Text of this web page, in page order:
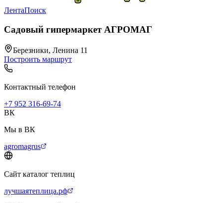
ЛентаПоиск
Садовый гипермаркет АГРОМАГ
Березники, Ленина 11
Построить маршрут
Контактный телефон
+7 952 316-69-74
ВК
Мы в ВК
agromagrus
Сайт каталог теплиц
лучшаятеплица.рф